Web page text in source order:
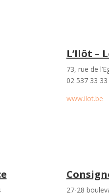
L’Ilôt –
73, rue de
02 537 33 33
www.ilot.be
27-28